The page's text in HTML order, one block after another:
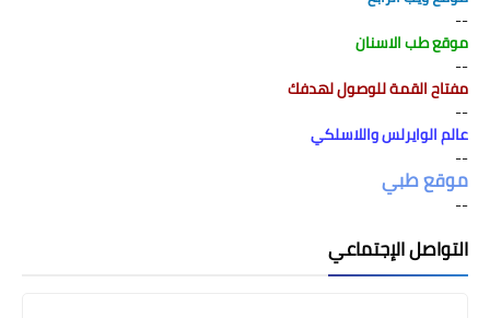
--
موقع طب الاسنان
--
مفتاح القمة للوصول لهدفك
--
عالم الوايرلس واللاسلكي
--
موقع طبي
--
التواصل الإجتماعي